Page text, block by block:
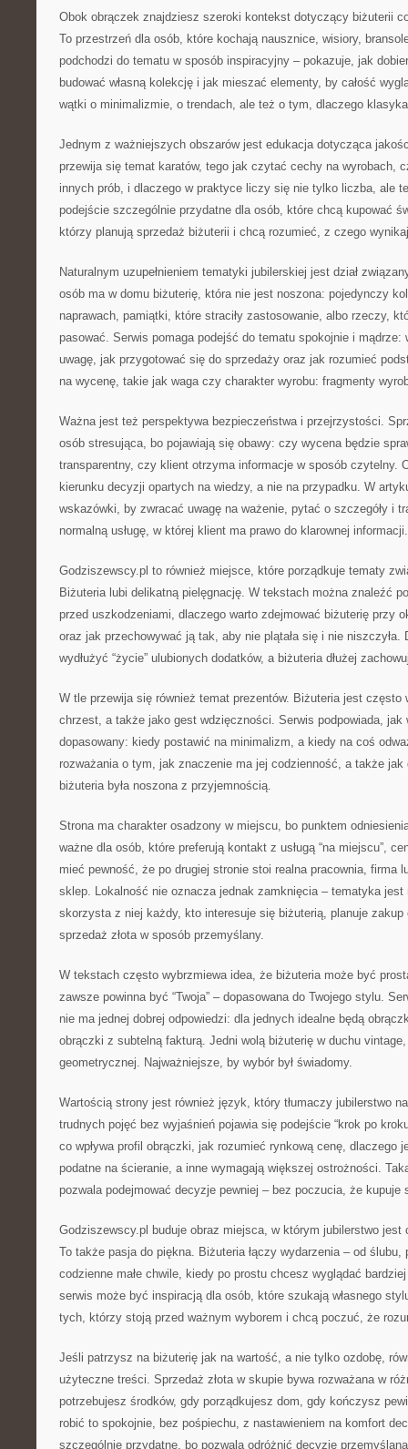
Obok obrączek znajdziesz szeroki kontekst dotyczący biżuterii
To przestrzeń dla osób, które kochają nausznice, wisiory,
podchodzi do tematu w sposób inspiracyjny – pokazuje, jak
budować własną kolekcję i jak mieszać elementy, by całość
wątki o minimalizmie, o trendach, ale też o tym, dlaczego
Jednym z ważniejszych obszarów jest edukacja dotycząca
przewija się temat karatów, tego jak czytać cechy na wyrobach,
innych prób, i dlaczego w praktyce liczy się nie tylko liczba, ale
podejście szczególnie przydatne dla osób, które chcą kupować
którzy planują sprzedaż biżuterii i chcą rozumieć, z czego
Naturalnym uzupełnieniem tematyki jubilerskiej jest dział
osób ma w domu biżuterię, która nie jest noszona: pojedynczy
naprawach, pamiątki, które straciły zastosowanie, albo rzeczy,
pasować. Serwis pomaga podejść do tematu spokojnie i mądrze:
uwagę, jak przygotować się do sprzedaży oraz jak rozumieć
na wycenę, takie jak waga czy charakter wyrobu: fragmenty
Ważna jest też perspektywa bezpieczeństwa i przejrzystości.
osób stresująca, bo pojawiają się obawy: czy wycena będzie
transparentny, czy klient otrzyma informacje w sposób czytelny.
kierunku decyzji opartych na wiedzy, a nie na przypadku. W
wskazówki, by zwracać uwagę na ważenie, pytać o szczegóły i
normalną usługę, w której klient ma prawo do klarownej informacji.
Godziszewscy.pl to również miejsce, które porządkuje tematy
Biżuteria lubi delikatną pielęgnację. W tekstach można znaleźć
przed uszkodzeniami, dlaczego warto zdejmować biżuterię przy
oraz jak przechowywać ją tak, aby nie plątała się i nie
wydłużyć “życie” ulubionych dodatków, a biżuteria dłużej
W tle przewija się również temat prezentów. Biżuteria jest często
chrzest, a także jako gest wdzięczności. Serwis podpowiada, jak
dopasowany: kiedy postawić na minimalizm, a kiedy na coś
rozważania o tym, jak znaczenie ma jej codzienność, a także
biżuteria była noszona z przyjemnością.
Strona ma charakter osadzony w miejscu, bo punktem
ważne dla osób, które preferują kontakt z usługą “na miejscu”,
mieć pewność, że po drugiej stronie stoi realna pracownia, firma
sklep. Lokalność nie oznacza jednak zamknięcia – tematyka jest
skorzysta z niej każdy, kto interesuje się biżuterią, planuje zakup
sprzedaż złota w sposób przemyślany.
W tekstach często wybrzmiewa idea, że biżuteria może być
zawsze powinna być “Twoja” – dopasowana do Twojego stylu.
nie ma jednej dobrej odpowiedzi: dla jednych idealne będą
obrączki z subtelną fakturą. Jedni wolą biżuterię w duchu
geometrycznej. Najważniejsze, by wybór był świadomy.
Wartością strony jest również język, który tłumaczy jubilerstwo
trudnych pojęć bez wyjaśnień pojawia się podejście “krok po
co wpływa profil obrączki, jak rozumieć rynkową cenę, dlaczego
podatne na ścieranie, a inne wymagają większej ostrożności.
pozwala podejmować decyzje pewniej – bez poczucia, że kupuje
Godziszewscy.pl buduje obraz miejsca, w którym jubilerstwo
To także pasja do piękna. Biżuteria łączy wydarzenia – od
codzienne małe chwile, kiedy po prostu chcesz wyglądać
serwis może być inspiracją dla osób, które szukają własnego
tych, którzy stoją przed ważnym wyborem i chcą poczuć, że
Jeśli patrzysz na biżuterię jak na wartość, a nie tylko ozdobę,
użyteczne treści. Sprzedaż złota w skupie bywa rozważana w
potrzebujesz środków, gdy porządkujesz dom, gdy kończysz
robić to spokojnie, bez pośpiechu, z nastawieniem na komfort
szczególnie przydatne, bo pozwala odróżnić decyzję